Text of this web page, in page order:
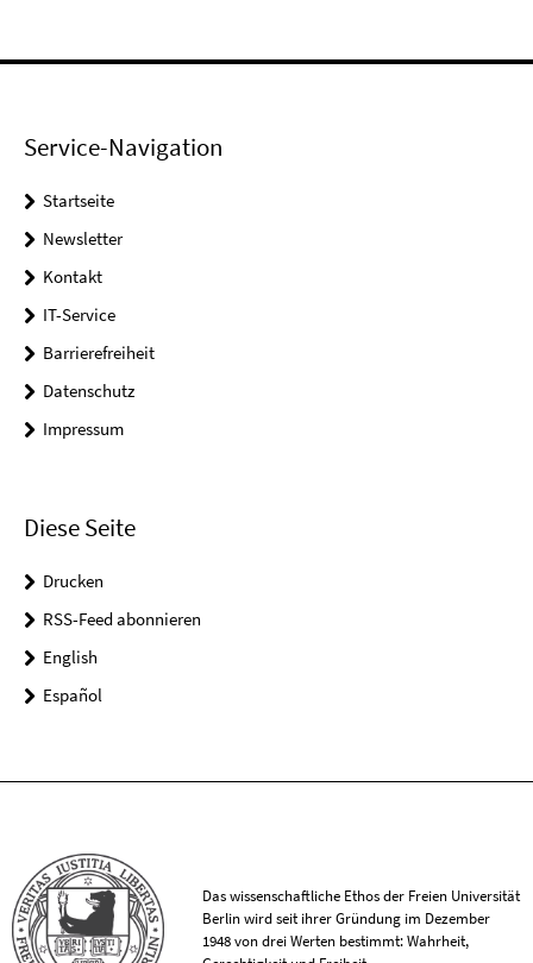
Service-Navigation
Startseite
Newsletter
Kontakt
IT-Service
Barrierefreiheit
Datenschutz
Impressum
Diese Seite
Drucken
RSS-Feed abonnieren
English
Español
Das wissenschaftliche Ethos der Freien Universität
Berlin wird seit ihrer Gründung im Dezember
1948 von drei Werten bestimmt: Wahrheit,